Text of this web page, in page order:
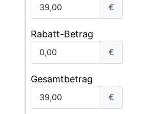
€
Rabatt-Betrag
€
Gesamtbetrag
€